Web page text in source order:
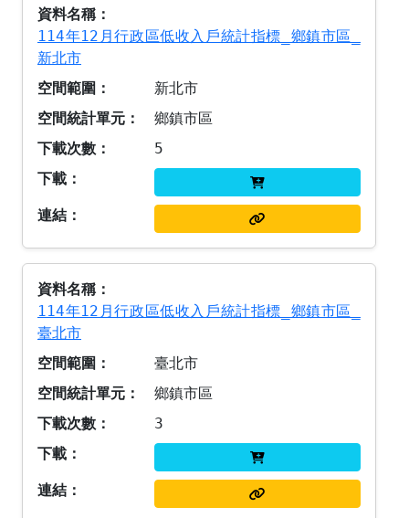
114年12月行政區低收入戶統計指標_鄉鎮市區_
新北市
新北市
鄉鎮市區
5
114年12月行政區低收入戶統計指標_鄉鎮市區_
臺北市
臺北市
鄉鎮市區
3